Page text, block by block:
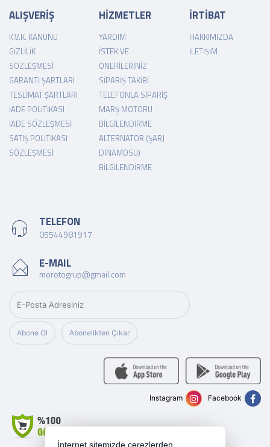
ALIŞVERİŞ
K.V.K. KANUNU
GIZLILIK
SÖZLEŞMESI
GARANTI ŞARTLARI
TESLIMAT ŞARTLARI
İADE POLITIKASI
İADE SÖZLEŞMESI
SATIŞ POLITIKASI
SÖZLEŞMESI
HİZMETLER
YARDIM
İSTEK VE
ÖNERILERINIZ
SIPARIŞ TAKIBI
TELEFONLA SIPARIŞ
MARŞ MOTORU
BILGILENDIRME
ALTERNATÖR (ŞARJ
DINAMOSU)
BILGILENDIRME
İRTİBAT
HAKKIMIZDA
İLETIŞIM
TELEFON
05544981917
E-MAIL
morotogrup@gmail.com
Abone Ol Abonelikten Çıkar
Facebook
Instagram
İnternet sitemizde çerezlerden